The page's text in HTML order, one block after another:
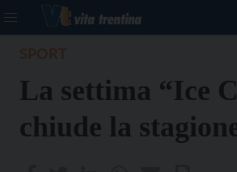
La settima “Ice
chiude la